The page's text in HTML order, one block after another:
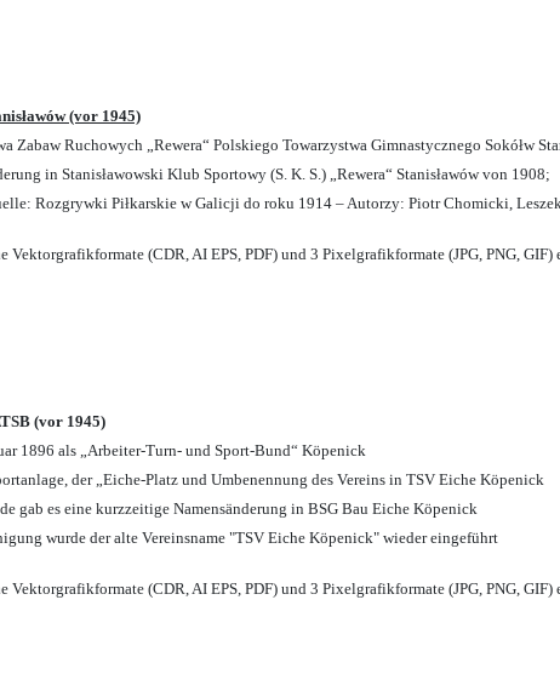
(vor 1945)
Zabaw Ruchowych „Rewera“ Polskiego Towarzystwa Gimnastycznego Sokółw
in Stanisławowski Klub Sportowy (S. K. S.) „Rewera“ Stanisławów von 1908;
Rozgrywki Piłkarskie w Galicji do roku 1914 – Autorzy: Piotr Chomicki,
(CDR, AI EPS, PDF) und 3 Pixelgrafikformate (JPG, PNG, GIF)
(vor 1945)
1896 als „Arbeiter-Turn- und Sport-Bund“ Köpenick
der „Eiche-Platz und Umbenennung des Vereins in TSV Eiche Köpenick
gab es eine kurzzeitige Namensänderung in BSG Bau Eiche Köpenick
wurde der alte Vereinsname "TSV Eiche Köpenick" wieder eingeführt
Vektorgrafikformate (CDR, AI EPS, PDF) und 3 Pixelgrafikformate (JPG, PNG, GIF)